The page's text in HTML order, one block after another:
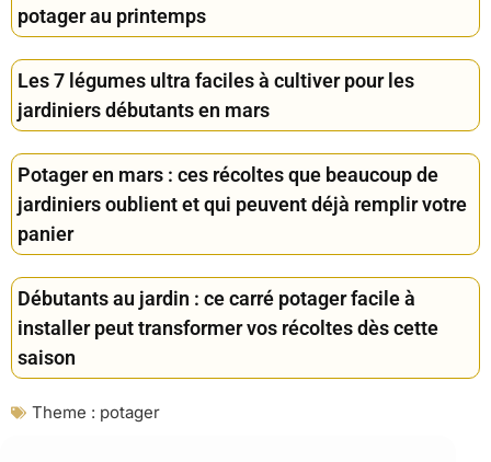
potager au printemps
Les 7 légumes ultra faciles à cultiver pour les
jardiniers débutants en mars
Potager en mars : ces récoltes que beaucoup de
jardiniers oublient et qui peuvent déjà remplir votre
panier
Débutants au jardin : ce carré potager facile à
installer peut transformer vos récoltes dès cette
saison
Theme : potager